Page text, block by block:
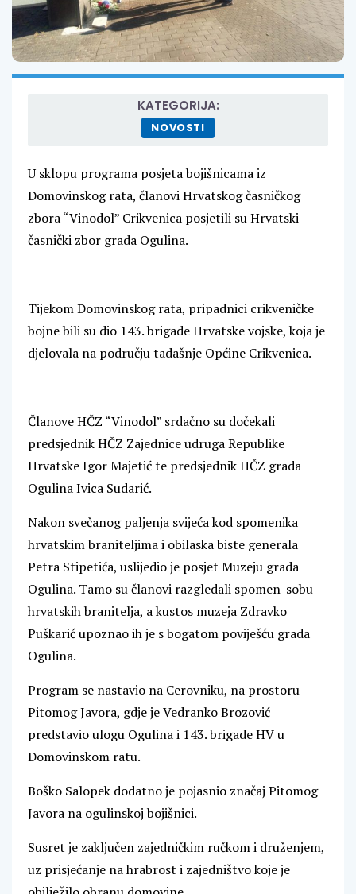
KATEGORIJA:
NOVOSTI
U sklopu programa posjeta bojišnicama iz
Domovinskog rata, članovi Hrvatskog časničkog
zbora “Vinodol” Crikvenica posjetili su Hrvatski
časnički zbor grada Ogulina.
Tijekom Domovinskog rata, pripadnici crikveničke
bojne bili su dio 143. brigade Hrvatske vojske, koja je
djelovala na području tadašnje Općine Crikvenica.
Članove HČZ “Vinodol” srdačno su dočekali
predsjednik HČZ Zajednice udruga Republike
Hrvatske Igor Majetić te predsjednik HČZ grada
Ogulina Ivica Sudarić.
Nakon svečanog paljenja svijeća kod spomenika
hrvatskim braniteljima i obilaska biste generala
Petra Stipetića, uslijedio je posjet Muzeju grada
Ogulina. Tamo su članovi razgledali spomen-sobu
hrvatskih branitelja, a kustos muzeja Zdravko
Puškarić upoznao ih je s bogatom poviješću grada
Ogulina.
Program se nastavio na Cerovniku, na prostoru
Pitomog Javora, gdje je Vedranko Brozović
predstavio ulogu Ogulina i 143. brigade HV u
Domovinskom ratu.
Boško Salopek dodatno je pojasnio značaj Pitomog
Javora na ogulinskoj bojišnici.
Susret je zaključen zajedničkim ručkom i druženjem,
uz prisjećanje na hrabrost i zajedništvo koje je